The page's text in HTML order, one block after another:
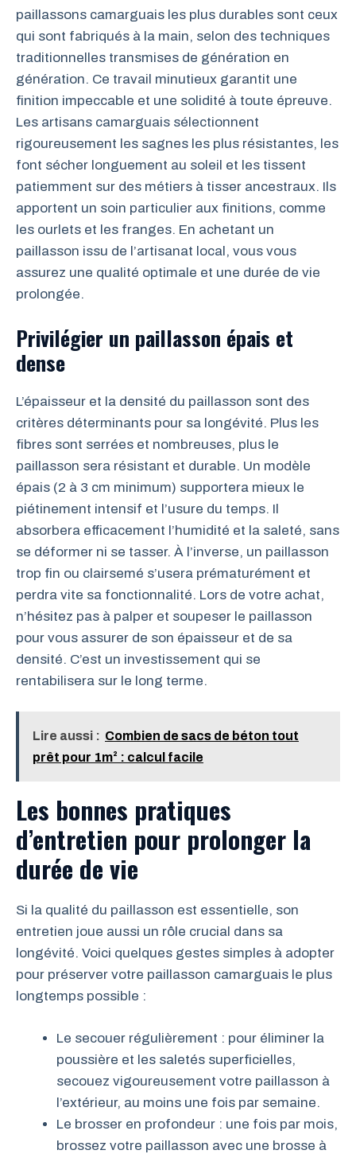
paillassons camarguais les plus durables sont ceux
qui sont fabriqués à la main, selon des techniques
traditionnelles transmises de génération en
génération. Ce travail minutieux garantit une
finition impeccable et une solidité à toute épreuve.
Les artisans camarguais sélectionnent
rigoureusement les sagnes les plus résistantes, les
font sécher longuement au soleil et les tissent
patiemment sur des métiers à tisser ancestraux. Ils
apportent un soin particulier aux finitions, comme
les ourlets et les franges. En achetant un
paillasson issu de l’artisanat local, vous vous
assurez une qualité optimale et une durée de vie
prolongée.
Privilégier un paillasson épais et
dense
L’épaisseur et la densité du paillasson sont des
critères déterminants pour sa longévité. Plus les
fibres sont serrées et nombreuses, plus le
paillasson sera résistant et durable. Un modèle
épais (2 à 3 cm minimum) supportera mieux le
piétinement intensif et l’usure du temps. Il
absorbera efficacement l’humidité et la saleté, sans
se déformer ni se tasser. À l’inverse, un paillasson
trop fin ou clairsemé s’usera prématurément et
perdra vite sa fonctionnalité. Lors de votre achat,
n’hésitez pas à palper et soupeser le paillasson
pour vous assurer de son épaisseur et de sa
densité. C’est un investissement qui se
rentabilisera sur le long terme.
Lire aussi : Combien de sacs de béton tout
prêt pour 1m² : calcul facile
Les bonnes pratiques
d’entretien pour prolonger la
durée de vie
Si la qualité du paillasson est essentielle, son
entretien joue aussi un rôle crucial dans sa
longévité. Voici quelques gestes simples à adopter
pour préserver votre paillasson camarguais le plus
longtemps possible :
Le secouer régulièrement : pour éliminer la
poussière et les saletés superficielles,
secouez vigoureusement votre paillasson à
l’extérieur, au moins une fois par semaine.
Le brosser en profondeur : une fois par mois,
brossez votre paillasson avec une brosse à